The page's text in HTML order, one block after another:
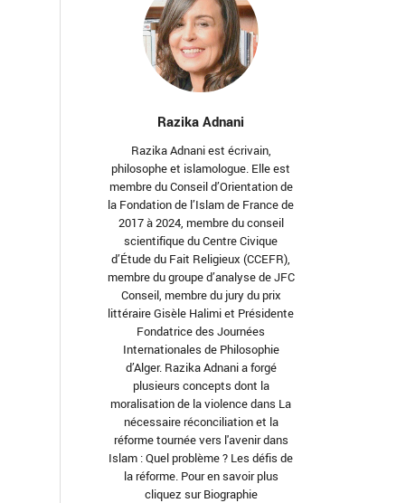
Razika Adnani
Razika Adnani est écrivain,
philosophe et islamologue. Elle est
membre du Conseil d’Orientation de
la Fondation de l’Islam de France de
2017 à 2024, membre du conseil
scientifique du Centre Civique
d’Étude du Fait Religieux (CCEFR),
membre du groupe d’analyse de JFC
Conseil, membre du jury du prix
littéraire Gisèle Halimi et Présidente
Fondatrice des Journées
Internationales de Philosophie
d’Alger. Razika Adnani a forgé
plusieurs concepts dont la
moralisation de la violence dans La
nécessaire réconciliation et la
réforme tournée vers l'avenir dans
Islam : Quel problème ? Les défis de
la réforme. Pour en savoir plus
cliquez sur Biographie